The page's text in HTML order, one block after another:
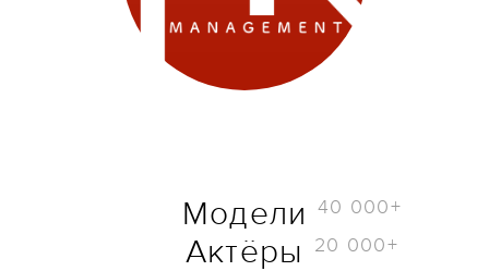
Модели 40 000+
Актёры 20 000+